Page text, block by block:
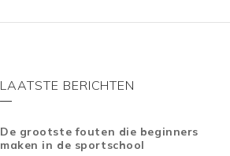
LAATSTE BERICHTEN
De grootste fouten die beginners
maken in de sportschool